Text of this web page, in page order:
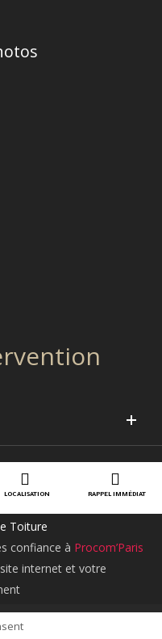
LOCALISATION RAPPEL IMMÉDIAT
Toiture
confiance à Procom’Paris
internet et votre